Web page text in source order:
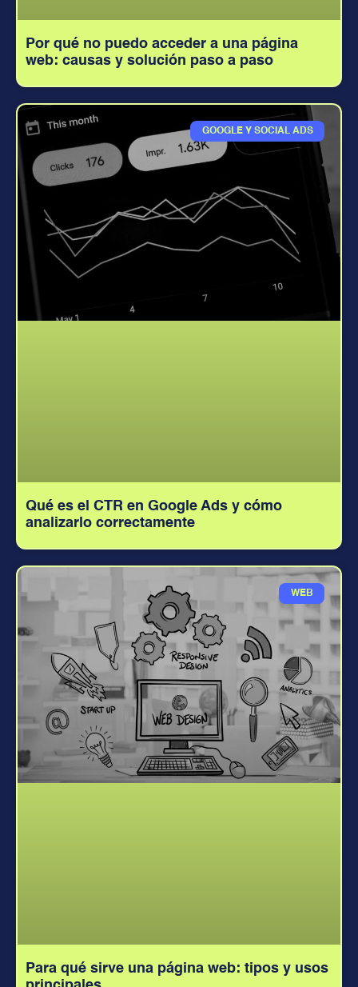
Por qué no puedo acceder a una página
web: causas y solución paso a paso
GOOGLE Y SOCIAL ADS
Qué es el CTR en Google Ads y cómo
analizarlo correctamente
WEB
Para qué sirve una página web: tipos y usos